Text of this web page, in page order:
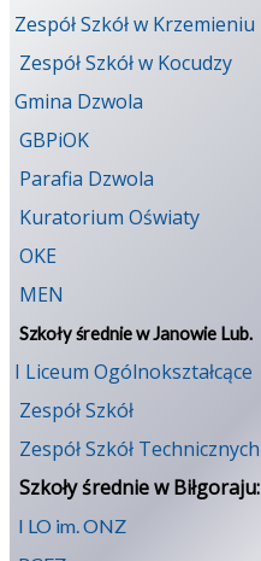
Zespół Szkół w Krzemieniu
Zespół Szkół w Kocudzy
Gmina Dzwola
GBPiOK
Parafia Dzwola
Kuratorium Oświaty
OKE
MEN
Szkoły średnie w Janowie Lub.
I Liceum Ogólnokształcące
Zespół Szkół
Zespół Szkół Technicznych
Szkoły średnie w Biłgoraju:
I LO im. ONZ